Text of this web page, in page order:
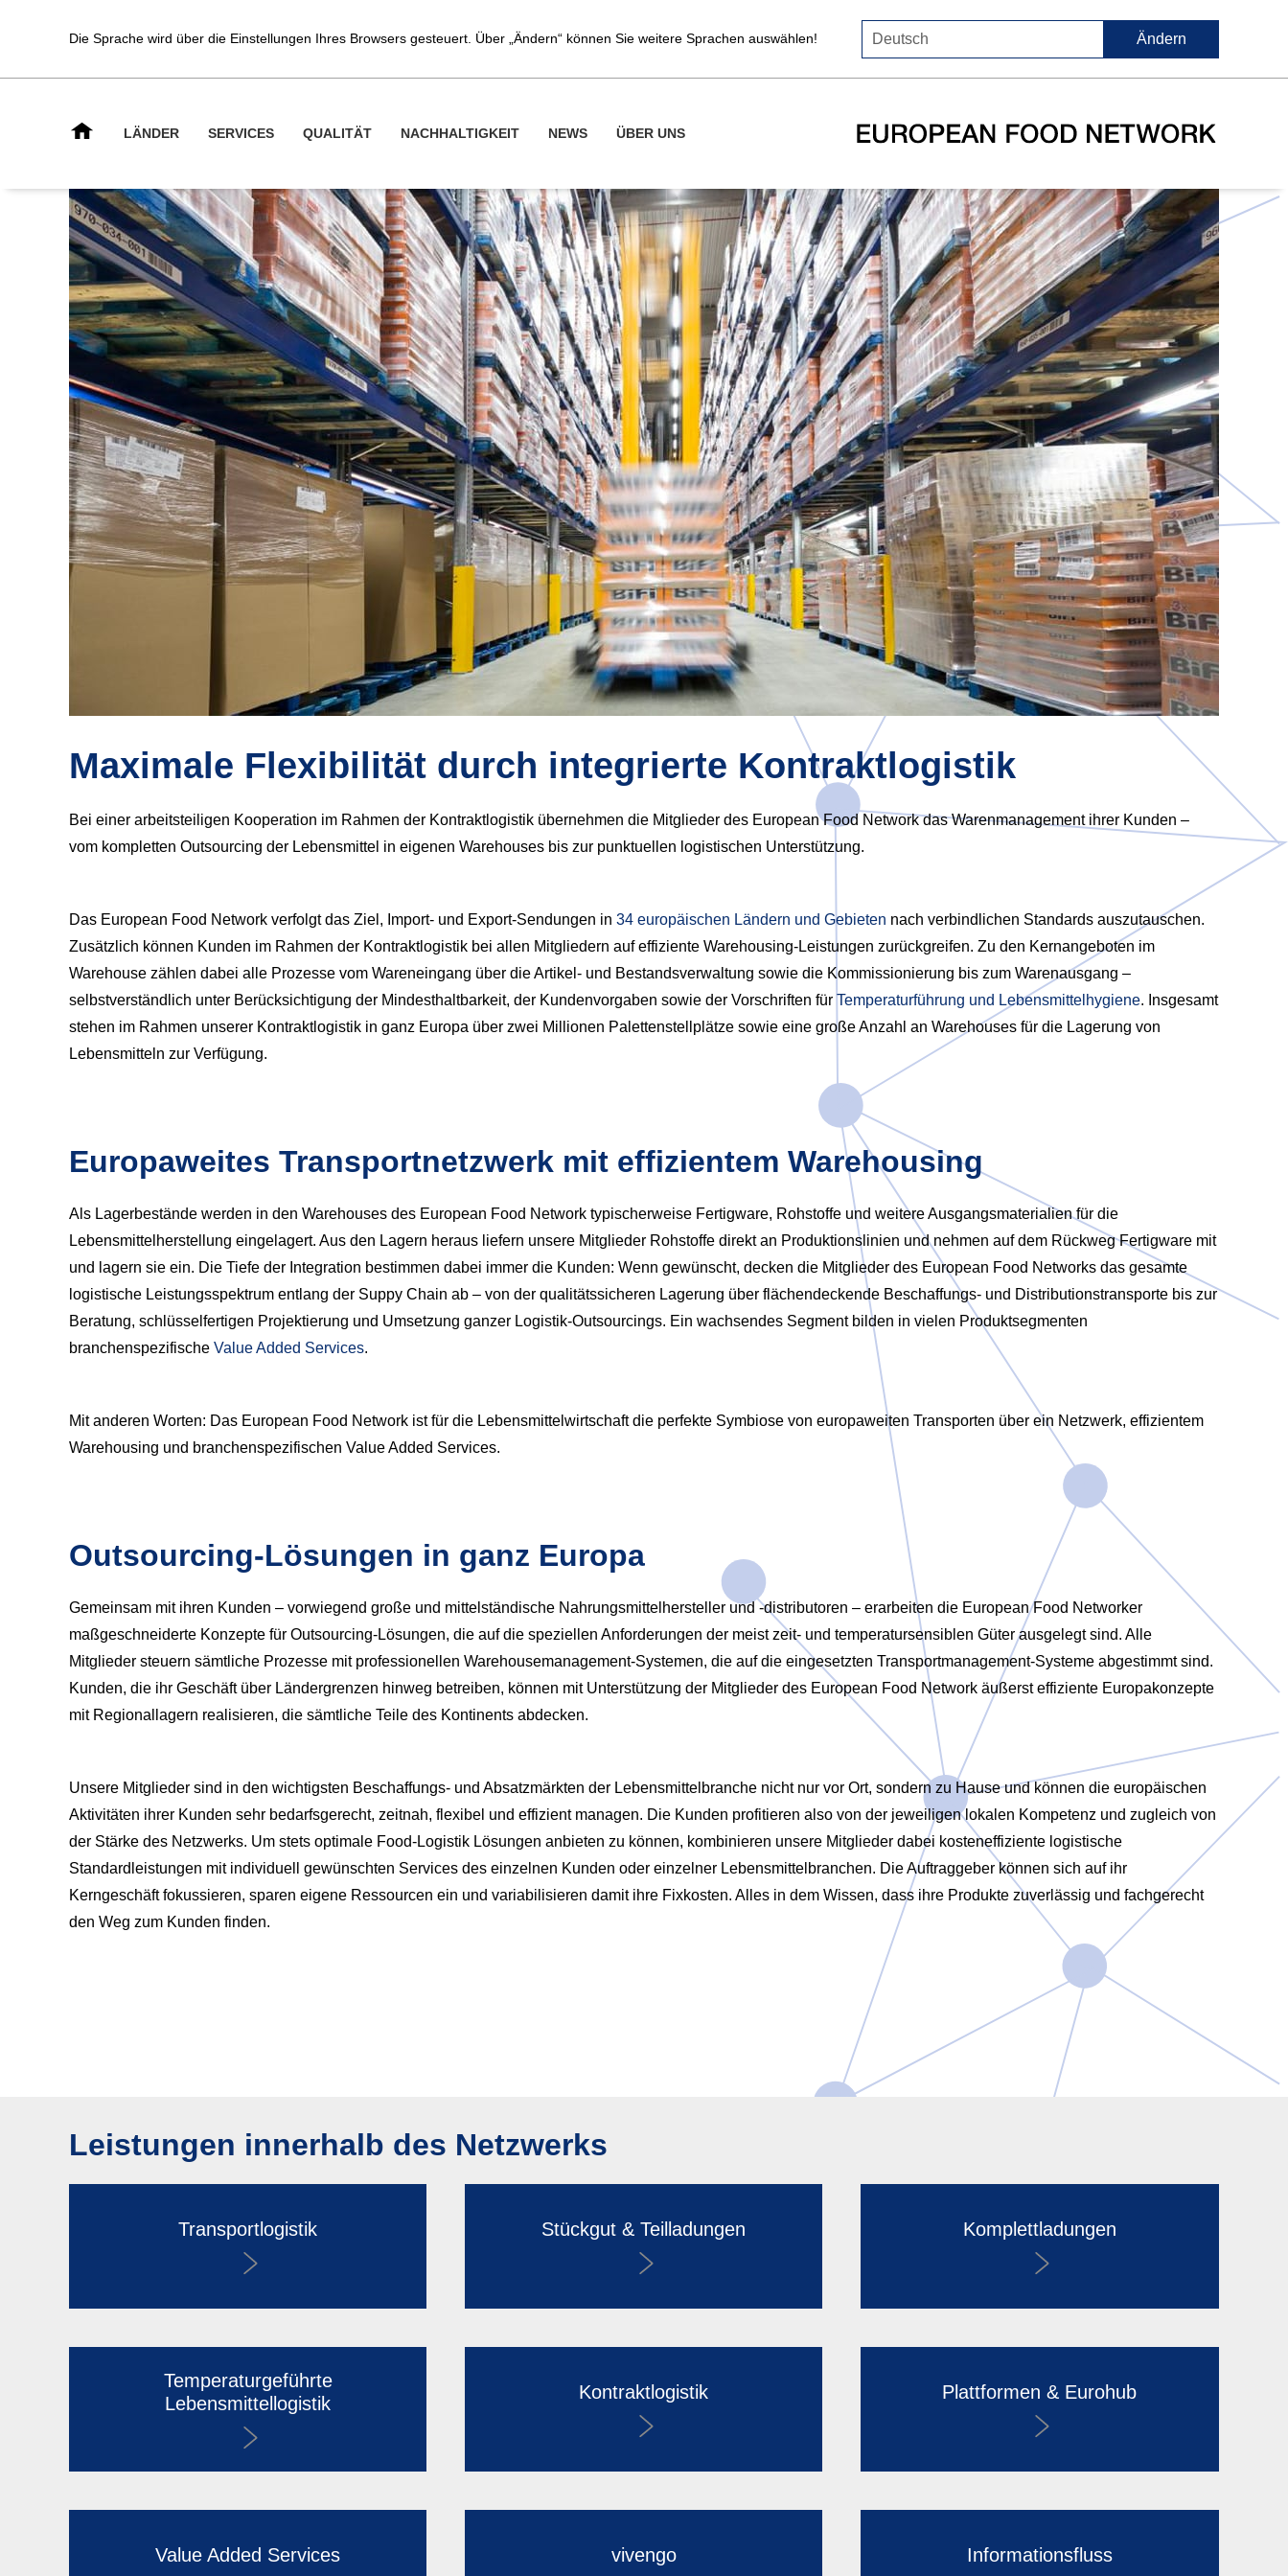
Die Sprache wird über die Einstellungen Ihres Browsers gesteuert. Über „Ändern“ können Sie weitere Sprachen auswählen! Ändern
LÄNDER SERVICES QUALITÄT NACHHALTIGKEIT NEWS ÜBER UNS
Maximale Flexibilität durch integrierte Kontraktlogistik
Bei einer arbeitsteiligen Kooperation im Rahmen der Kontraktlogistik übernehmen die Mitglieder des European Food Network das Warenmanagement ihrer Kunden –
vom kompletten Outsourcing der Lebensmittel in eigenen Warehouses bis zur punktuellen logistischen Unterstützung.
Das European Food Network verfolgt das Ziel, Import- und Export-Sendungen in 34 europäischen Ländern und Gebieten nach verbindlichen Standards auszutauschen.
Zusätzlich können Kunden im Rahmen der Kontraktlogistik bei allen Mitgliedern auf effiziente Warehousing-Leistungen zurückgreifen. Zu den Kernangeboten im
Warehouse zählen dabei alle Prozesse vom Wareneingang über die Artikel- und Bestandsverwaltung sowie die Kommissionierung bis zum Warenausgang –
selbstverständlich unter Berücksichtigung der Mindesthaltbarkeit, der Kundenvorgaben sowie der Vorschriften für Temperaturführung und Lebensmittelhygiene. Insgesamt
stehen im Rahmen unserer Kontraktlogistik in ganz Europa über zwei Millionen Palettenstellplätze sowie eine große Anzahl an Warehouses für die Lagerung von
Lebensmitteln zur Verfügung.
Europaweites Transportnetzwerk mit effizientem Warehousing
Als Lagerbestände werden in den Warehouses des European Food Network typischerweise Fertigware, Rohstoffe und weitere Ausgangsmaterialien für die
Lebensmittelherstellung eingelagert. Aus den Lagern heraus liefern unsere Mitglieder Rohstoffe direkt an Produktionslinien und nehmen auf dem Rückweg Fertigware mit
und lagern sie ein. Die Tiefe der Integration bestimmen dabei immer die Kunden: Wenn gewünscht, decken die Mitglieder des European Food Networks das gesamte
logistische Leistungsspektrum entlang der Suppy Chain ab – von der qualitätssicheren Lagerung über flächendeckende Beschaffungs- und Distributionstransporte bis zur
Beratung, schlüsselfertigen Projektierung und Umsetzung ganzer Logistik-Outsourcings. Ein wachsendes Segment bilden in vielen Produktsegmenten
branchenspezifische Value Added Services.
Mit anderen Worten: Das European Food Network ist für die Lebensmittelwirtschaft die perfekte Symbiose von europaweiten Transporten über ein Netzwerk, effizientem
Warehousing und branchenspezifischen Value Added Services.
Outsourcing-Lösungen in ganz Europa
Gemeinsam mit ihren Kunden – vorwiegend große und mittelständische Nahrungsmittelhersteller und -distributoren – erarbeiten die European Food Networker
maßgeschneiderte Konzepte für Outsourcing-Lösungen, die auf die speziellen Anforderungen der meist zeit- und temperatursensiblen Güter ausgelegt sind. Alle
Mitglieder steuern sämtliche Prozesse mit professionellen Warehousemanagement-Systemen, die auf die eingesetzten Transportmanagement-Systeme abgestimmt sind.
Kunden, die ihr Geschäft über Ländergrenzen hinweg betreiben, können mit Unterstützung der Mitglieder des European Food Network äußerst effiziente Europakonzepte
mit Regionallagern realisieren, die sämtliche Teile des Kontinents abdecken.
Unsere Mitglieder sind in den wichtigsten Beschaffungs- und Absatzmärkten der Lebensmittelbranche nicht nur vor Ort, sondern zu Hause und können die europäischen
Aktivitäten ihrer Kunden sehr bedarfsgerecht, zeitnah, flexibel und effizient managen. Die Kunden profitieren also von der jeweiligen lokalen Kompetenz und zugleich von
der Stärke des Netzwerks. Um stets optimale Food-Logistik Lösungen anbieten zu können, kombinieren unsere Mitglieder dabei kosteneffiziente logistische
Standardleistungen mit individuell gewünschten Services des einzelnen Kunden oder einzelner Lebensmittelbranchen. Die Auftraggeber können sich auf ihr
Kerngeschäft fokussieren, sparen eigene Ressourcen ein und variabilisieren damit ihre Fixkosten. Alles in dem Wissen, dass ihre Produkte zuverlässig und fachgerecht
den Weg zum Kunden finden.
Leistungen innerhalb des Netzwerks
Transportlogistik Stückgut & Teilladungen Komplettladungen
Temperaturgeführte
Lebensmittellogistik
Kontraktlogistik Plattformen & Eurohub
Value Added Services vivengo Informationsfluss